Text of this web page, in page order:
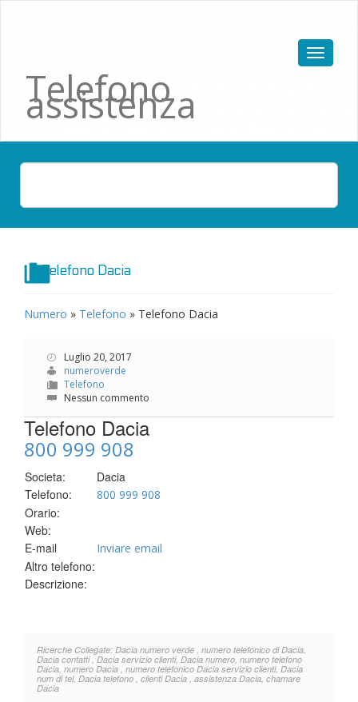
Telefono
assistenza
Telefono Dacia
Numero » Telefono » Telefono Dacia
Luglio 20, 2017
numeroverde
Telefono
Nessun commento
Telefono Dacia
800 999 908
Societa:
Dacia
Telefono:
800 999 908
Orario:
Web:
E-mail
Inviare email
Altro telefono:
Descrizione:
Ricerche Collegate: Dacia numero verde , numero telefonico di Dacia,
Dacia contatti , Dacia servizio clienti, Dacia numero, numero telefono
Dacia, numero Dacia , numero telefonico Dacia servizio clienti, Dacia
num di tel, Dacia telefono , clienti Dacia , assistenza Dacia, chamare
Dacia